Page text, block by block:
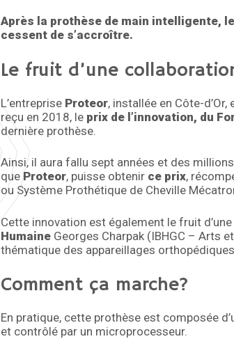
Après la prothèse de main intelligente,
cessent de s’accroître.
Le fruit d’une
L’entreprise Proteor, installée en Côte-
reçu en 2018, le prix de l’innovation, du
dernière prothèse.
Ainsi, il aura fallu sept années et des
queProteor, puisse obtenir ce prix,
ou Système Prothétique de Cheville
Cette innovation est également le fruit
Humaine Georges Charpak (IBHGC – Arts
thématique des appareillages
Comment ça marche?
En pratique, cette prothèse est composée
et contrôlé par un microprocesseur.